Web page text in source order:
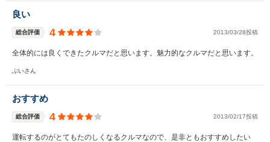
良い
総合評価 4 2013/03/28投稿
全体的には良くできたクルマだと思います。魅力的なクルマだと思います。
ぶいさん
おすすめ
総合評価 4 2013/02/17投稿
運転するのがとてもたのしくなるクルマなので、是非ともおすすめしたい